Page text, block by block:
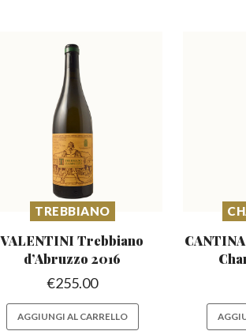
TREBBIANO
VALENTINI Trebbiano
d’Abruzzo2016
€255.00
AGGIUNGI AL CARRELLO